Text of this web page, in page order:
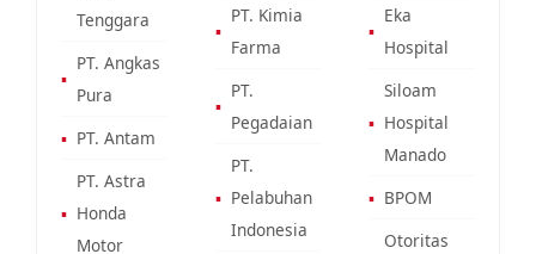
Tenggara
▪
PT. Angkas
Pura
▪ PT. Antam
▪
PT. Astra
Honda
Motor
▪
PT. Kimia
Farma
▪
PT.
Pegadaian
▪
PT.
Pelabuhan
Indonesia
▪
Eka
Hospital
▪
Siloam
Hospital
Manado
▪ BPOM
Otoritas